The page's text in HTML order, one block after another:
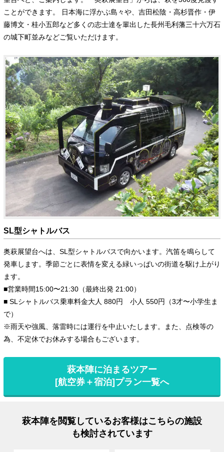
ことができます。 日本海に浮かぶ島々や、吉田松陰・高杉晋作・伊
藤博文・桂小五郎など多くの志士達を輩出した長州毛利藩三十六万石
の城下町並みなどご覧いただけます。
SL型シャトルバス
奥萩展望台へは、SL型シャトルバスで向かいます。汽笛を鳴らして
発車します。季節ごとに表情を変える緑いっぱいの街道を駆け上がり
ます。
■営業時間15:00〜21:30（最終出発 21:00）
■ SLシャトルバス乗車料金大人 880円 小人 550円（3才〜小学生ま
で）
※雨天や強風、落雷時には運行を中止いたします。また、点検等の
為、不定休でお休みする場合もございます。
萩本陣に泊まるツアー
[航空券＋宿泊]プラン一覧へ
萩本陣を閲覧しているお客様はこちらの施設
も検討されています